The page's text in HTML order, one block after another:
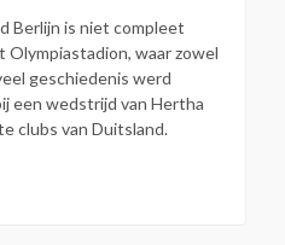
Berlijn is niet compleet
Olympiastadion, waar zowel
geschiedenis werd
een wedstrijd van Hertha
clubs van Duitsland.